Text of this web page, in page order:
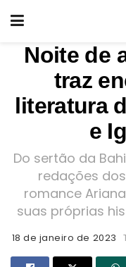
Noite de
traz
literatura
e
Do sertão da
redações
romance
suas próprias
18 de janeiro de 2023